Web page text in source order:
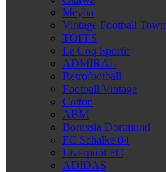
Meyba
Vintage Football Town
TOFFS
Le Coq Sportif
ADMIRAL
Retrofootball
Football Vintage
Cotton
ABM
Borussia Dortmund
FC Schalke 04
Liverpool FC
ADIDAS